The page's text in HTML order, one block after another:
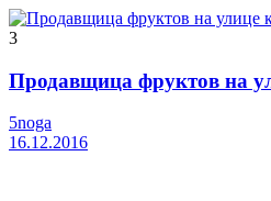
3
Продавщица фруктов на
5noga
16.12.2016